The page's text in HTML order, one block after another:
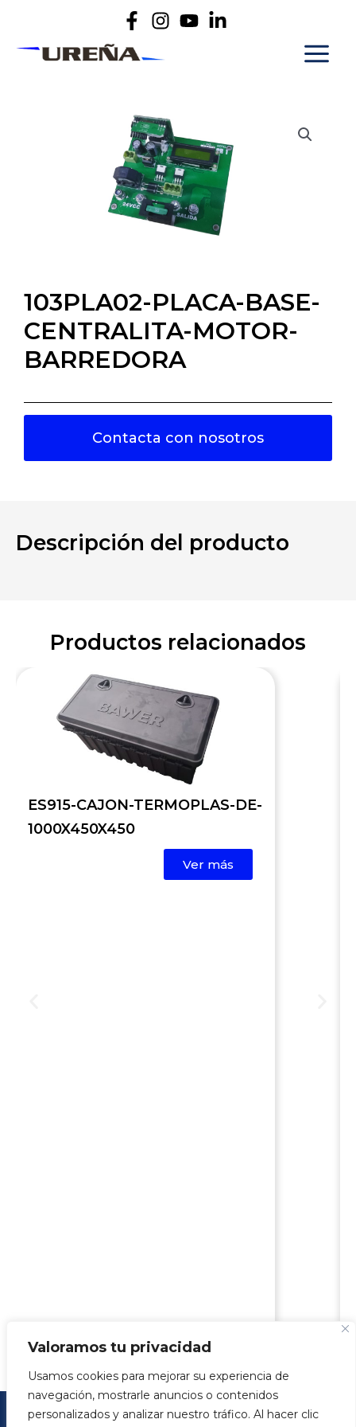
Valoramos tu privacidad
Usamos cookies para mejorar su experiencia de
navegación, mostrarle anuncios o contenidos
personalizados y analizar nuestro tráfico. Al hacer clic
103PLA02-PLACA-BASE-
CENTRALITA-MOTOR-
BARREDORA
Contacta con nosotros
Descripción del producto
Productos relacionados
ES915-CAJON-TERMOPLAS-DE-
1000X450X450
Ver más